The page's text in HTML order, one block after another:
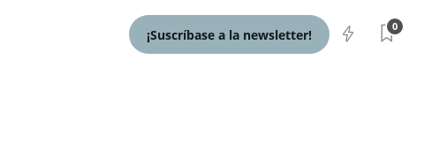
¡Suscríbase a la newsletter!
0